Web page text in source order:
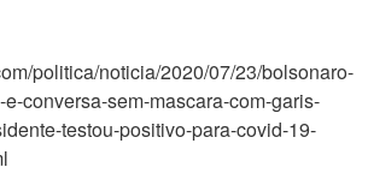
politica/noticia/2020/07/23/bolsonaro-
conversa-sem-mascara-com-garis-
testou-positivo-para-covid-19-